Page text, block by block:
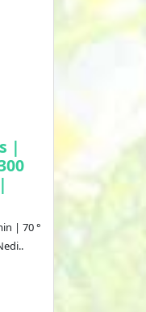
|
| 70 °